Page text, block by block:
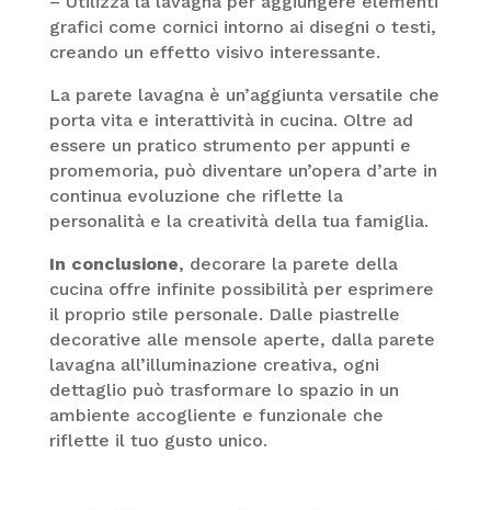
grafici come cornici intorno ai disegni o testi,
creando un effetto visivo interessante.
La parete lavagna è un’aggiunta versatile che
porta vita e interattività in cucina. Oltre ad
essere un pratico strumento per appunti e
promemoria, può diventare un’opera d’arte in
continua evoluzione che riflette la
personalità e la creatività della tua famiglia.
In conclusione, decorare la parete della
cucina offre infinite possibilità per esprimere
il proprio stile personale. Dalle piastrelle
decorative alle mensole aperte, dalla parete
lavagna all’illuminazione creativa, ogni
dettaglio può trasformare lo spazio in un
ambiente accogliente e funzionale che
riflette il tuo gusto unico.